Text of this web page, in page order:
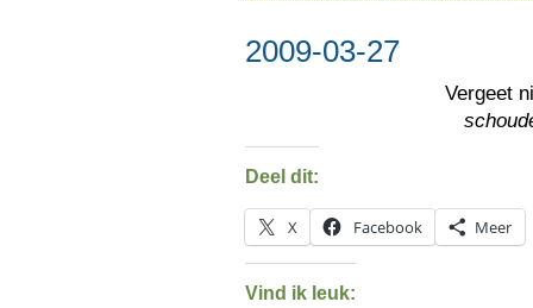
2009-03-27
Vergeet
Deel dit:
X Facebook Meer
Vind ik leuk: